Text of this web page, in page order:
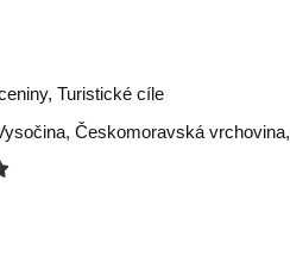
Turistické cíle
, Českomoravská vrchovina,